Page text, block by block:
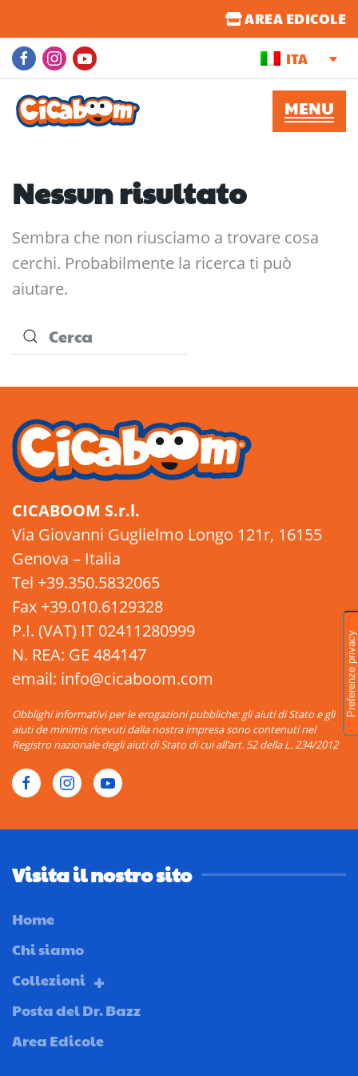
AREA EDICOLE
ITA
Nessun risultato
Sembra che non riusciamo a trovare cosa
cerchi. Probabilmente la ricerca ti può
aiutare.
CICABOOM S.r.l.
Via Giovanni Guglielmo Longo 121r, 16155
Genova – Italia
Tel +39.350.5832065
Fax +39.010.6129328
P.I. (VAT) IT 02411280999
N. REA: GE 484147
email: info@cicaboom.com
Obblighi informativi per le erogazioni pubbliche: gli aiuti di Stato e gli
aiuti de minimis ricevuti dalla nostra impresa sono contenuti nel
Registro nazionale degli aiuti di Stato di cui all’art. 52 della L. 234/2012
Visita il nostro sito
Home
Chi siamo
Collezioni
Posta del Dr. Bazz
Area Edicole